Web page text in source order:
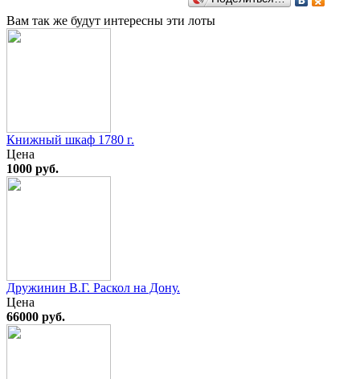
Вам так же будут интересны эти лоты
Книжный шкаф 1780 г.
Цена
1000 руб.
Дружинин В.Г. Раскол на Дону.
Цена
66000 руб.